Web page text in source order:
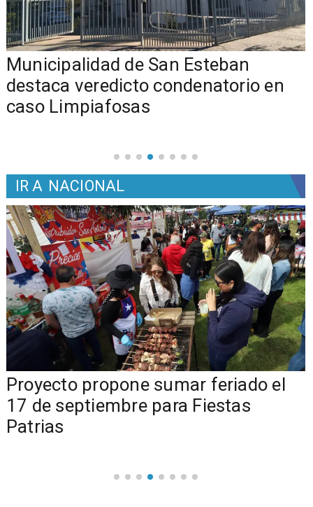
Municipalidad de San Esteban
destaca veredicto condenatorio en
caso Limpiafosas
IR A NACIONAL
Proyecto propone sumar feriado el
17 de septiembre para Fiestas
Patrias